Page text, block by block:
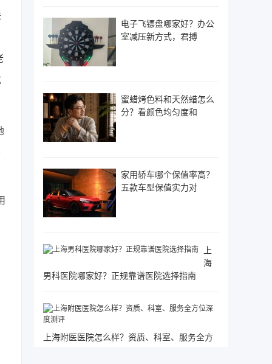
电子飞镖盘哪家好？办公
室减压新方式，君搏
蜜蜡烤色料和天然蜡怎么
分？看颜色均匀度和
家用轿车哪个保值率高？
五款车型保值实力对
上
海
男科医院哪家好？正规靠谱医院选择指南
上海附医医院怎么样？资质、科室、服务全方